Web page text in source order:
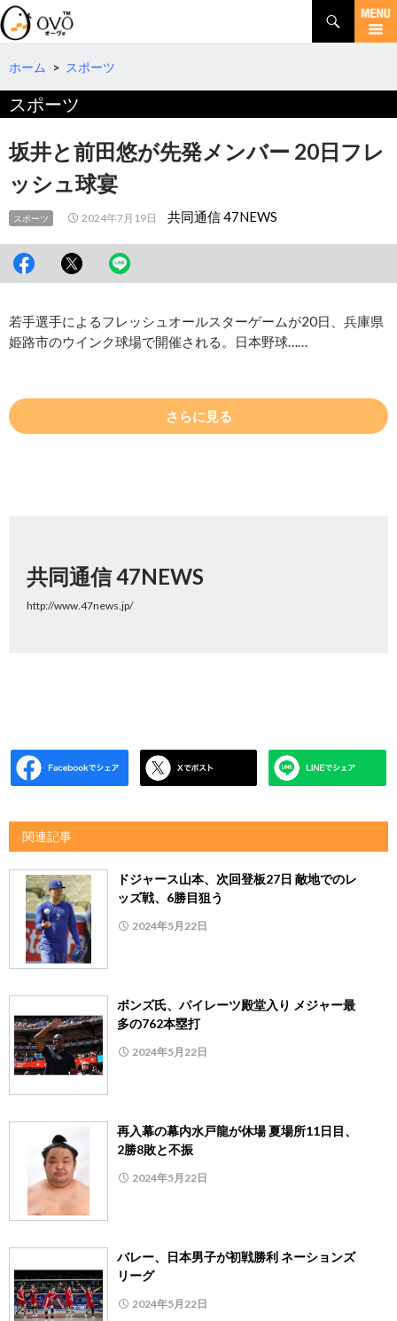
検
索
コ
テ
へ
動
ホーム > スポーツ
スポーツ
坂井と前田悠が先発メンバー 20日フレ
ッシュ球宴
スポーツ 2024年7月19日 共同通信 47NEWS
若手選手によるフレッシュオールスターゲームが20日、兵庫県
姫路市のウインク球場で開催される。日本野球……
さらに見る
共同通信 47NEWS
http://www.47news.jp/
関連記事
ドジャース山本、次回登板27日 敵地でのレ
ッズ戦、6勝目狙う
2024年5月22日
ボンズ氏、パイレーツ殿堂入り メジャー最
多の762本塁打
2024年5月22日
再入幕の幕内水戸龍が休場 夏場所11日目、
2勝8敗と不振
2024年5月22日
バレー、日本男子が初戦勝利 ネーションズ
リーグ
2024年5月22日